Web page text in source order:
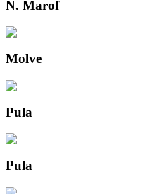
N. Marof
Molve
Pula
Pula